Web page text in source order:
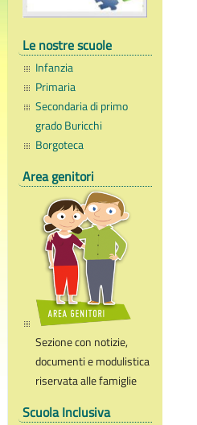
Le nostre scuole
Infanzia
Primaria
Secondaria di primo
grado Buricchi
Borgoteca
Area genitori
Sezione con notizie,
documenti e modulistica
riservata alle famiglie
Scuola Inclusiva